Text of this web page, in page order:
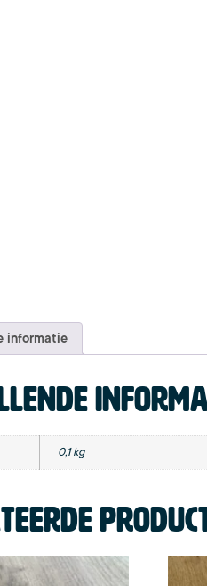
informatie
0,1 kg